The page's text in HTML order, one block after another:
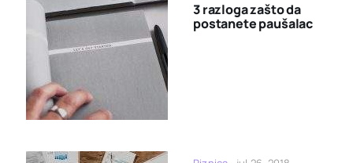
3 razloga zašto da
postanete paušalac